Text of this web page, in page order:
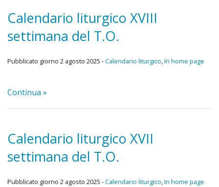
Calendario liturgico II domenica del T. O.
Calendario liturgico XXIV domenica del tempo ordinario
Home
Calendario liturgico XVIII
settimana del T.O.
Pubblicato giorno 2 agosto 2025 -Calendario liturgico,In home page
Continua »
Calendario liturgico XVII
settimana del T.O.
Pubblicato giorno 2 agosto 2025 -Calendario liturgico,In home page